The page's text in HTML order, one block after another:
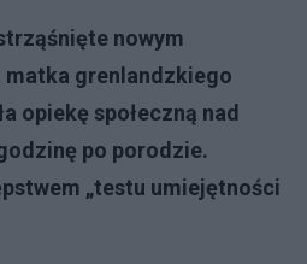
nowym
grenlandzkiego
opiekę społeczną nad
po porodzie.
„testu umiejętności